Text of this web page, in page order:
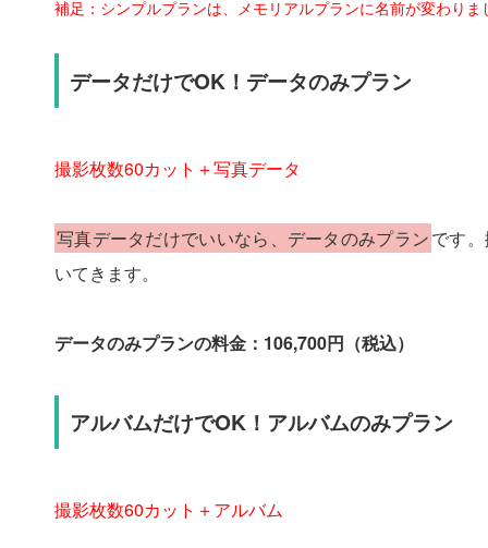
補足：シンプルプランは、メモリアルプランに名前が変わり
データだけでOK！データのみプラン
撮影枚数60カット＋写真データ
写真データだけでいいなら、データのみプランです
いてきます。
データのみプランの料金：106,700円（税込）
アルバムだけでOK！アルバムのみプラン
撮影枚数60カット＋アルバム